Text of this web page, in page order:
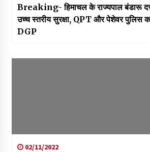
Breaking- हिमाचल के राज्यपाल बंडारू
उच्च स्तरीय सुरक्षा, QPT और पेशेवर पुलिस
DGP
02/11/2022